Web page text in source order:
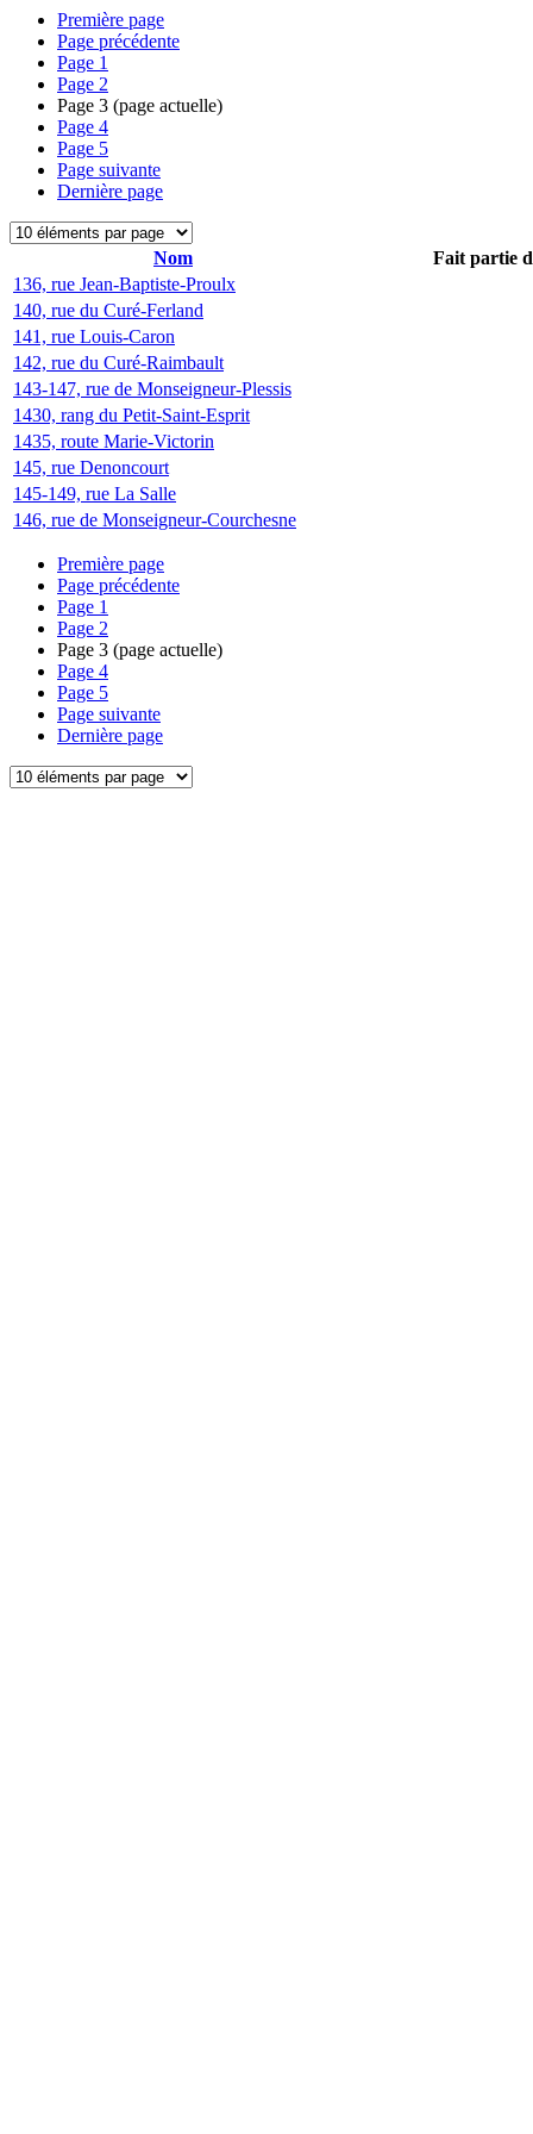
Première page
Page précédente
Page 1
Page 2
Page 3 (page actuelle)
Page 4
Page 5
Page suivante
Dernière page
Nom
Fait partie
136, rue Jean-Baptiste-Proulx
140, rue du Curé-Ferland
141, rue Louis-Caron
142, rue du Curé-Raimbault
143-147, rue de Monseigneur-Plessis
1430, rang du Petit-Saint-Esprit
1435, route Marie-Victorin
145, rue Denoncourt
145-149, rue La Salle
146, rue de Monseigneur-Courchesne
Première page
Page précédente
Page 1
Page 2
Page 3 (page actuelle)
Page 4
Page 5
Page suivante
Dernière page